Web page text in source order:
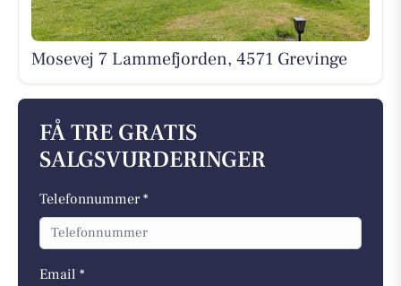
Mosevej 7 Lammefjorden, 4571 Grevinge
FÅ TRE GRATIS
SALGSVURDERINGER
Telefonnummer *
Email *